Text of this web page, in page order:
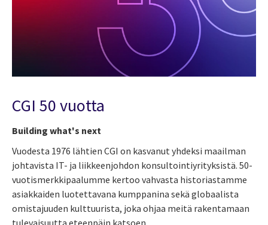
CGI 50 vuotta
Building what's next
Vuodesta 1976 lähtien CGI on kasvanut yhdeksi maailman
johtavista IT- ja liikkeenjohdon konsultointiyrityksistä. 50-
vuotismerkkipaalumme kertoo vahvasta historiastamme
asiakkaiden luotettavana kumppanina sekä globaalista
omistajuuden kulttuurista, joka ohjaa meitä rakentamaan
tulevaisuutta eteenpäin katsoen.